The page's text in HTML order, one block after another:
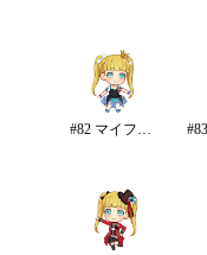
#82 マイファーストスター